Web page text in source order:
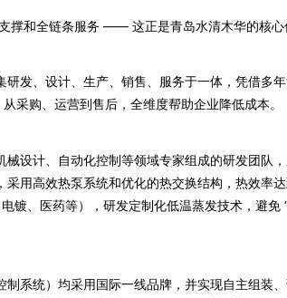
撑和全链条服务 —— 这正是青岛水清木华的核心
发、设计、生产、销售、服务于一体，凭借多
采购、运营到售后，全维度帮助企业降低成本。
设计、自动化控制等领域专家组成的研发团队
用高效热泵系统和优化的热交换结构，热效率
、医药等），研发定制化低温蒸发技术，避免
系统）均采用国际一线品牌，并实现自主组装